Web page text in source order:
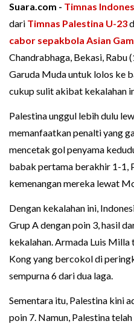
Suara.com - Timnas
dari Timnas Palestina U-23
cabor sepakbola Asian
Chandrabhaga, Bekasi, Rabu
Garuda Muda untuk lolos ke
cukup sulit akibat kekalahan
Palestina unggul lebih dulu
memanfaatkan penalti yang
mencetak gol penyama
babak pertama berakhir 1-1,
kemenangan mereka lewat
Dengan kekalahan ini,
Grup A dengan poin 3, hasil
kekalahan. Armada Luis
Kong yang bercokol di
sempurna 6 dari dua laga.
Sementara itu, Palestina kini
poin 7. Namun, Palestina